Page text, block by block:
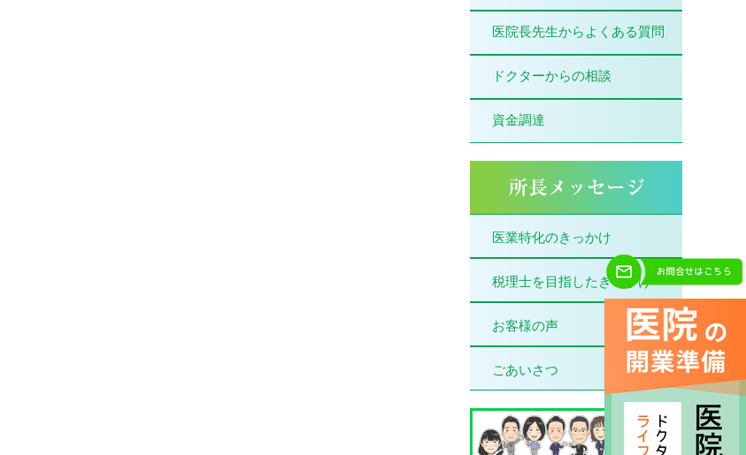
医院長先生からよくある質問
ドクターからの相談
資金調達
医業特化のきっかけ
税理士を目指したきっかけ
お客様の声
ごあいさつ